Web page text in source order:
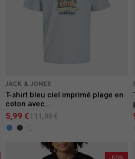
JACK & JONES
T-shirt bleu ciel imprimé plage en
coton avec...
5,99 € 11,99 €